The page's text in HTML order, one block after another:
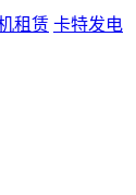
租赁 卡特发电